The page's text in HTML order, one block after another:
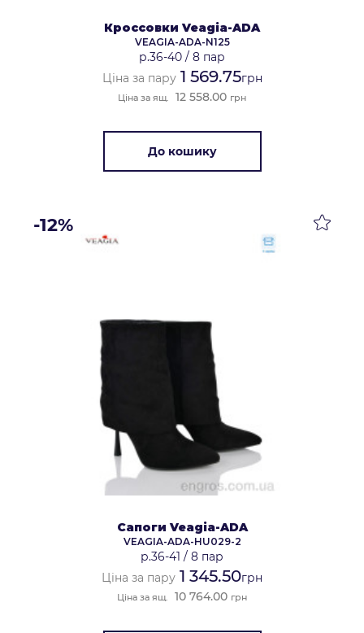
Кроссовки Veagia-ADA
VEAGIA-ADA-N125
р.36-40 / 8 пар
Ціна за пару1 569.75грн
Ціна за ящ. 12 558.00 грн
До кошику
-12%
Сапоги Veagia-ADA
VEAGIA-ADA-HU029-2
р.36-41 / 8 пар
Ціна за пару 1 345.50грн
Ціна за ящ. 10 764.00 грн